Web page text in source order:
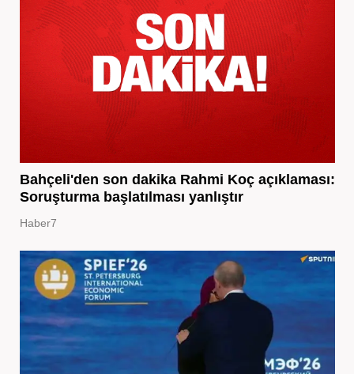
Bahçeli'den son dakika Rahmi Koç açıklaması:
Soruşturma başlatılması yanlıştır
Haber7